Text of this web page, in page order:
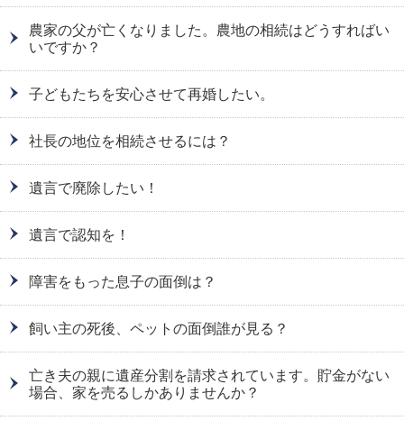
農家の父が亡くなりました。農地の相続はどうすればい
いですか？
子どもたちを安心させて再婚したい。
社長の地位を相続させるには？
遺言で廃除したい！
遺言で認知を！
障害をもった息子の面倒は？
飼い主の死後、ペットの面倒誰が見る？
亡き夫の親に遺産分割を請求されています。貯金がない
場合、家を売るしかありませんか？